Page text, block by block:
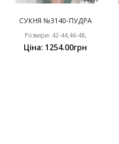
СУКНЯ №3140-ПУДРА
Розміри: 42-44,46-48,
Ціна: 1254.00грн